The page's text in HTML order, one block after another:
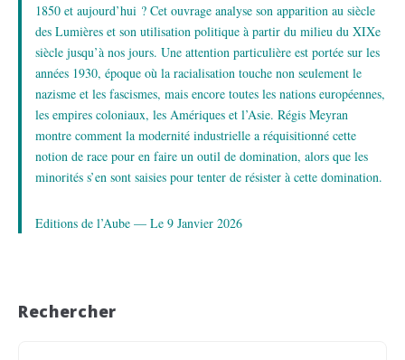
1850 et aujourd’hui ? Cet ouvrage analyse son apparition au siècle
des Lumières et son utilisation politique à partir du milieu du XIXe
siècle jusqu’à nos jours. Une attention particulière est portée sur les
années 1930, époque où la racialisation touche non seule­ment le
nazisme et les fascismes, mais encore toutes les nations européennes,
les empires coloniaux, les Amériques et l’Asie. Régis Meyran
montre comment la modernité industrielle a réquisitionné cette
notion de race pour en faire un outil de domination, alors que les
minorités s’en sont saisies pour tenter de résister à cette domination.
Editions de l’Aube — Le 9 Janvier 2026
Rechercher